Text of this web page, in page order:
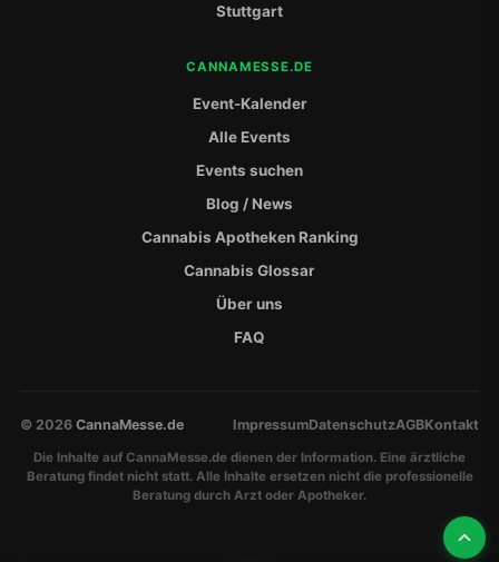
Stuttgart
CANNAMESSE.DE
Event-Kalender
Alle Events
Events suchen
Blog / News
Cannabis Apotheken Ranking
Cannabis Glossar
Über uns
FAQ
© 2026 CannaMesse.de ImpressumDatenschutzAGBKontakt
Die Inhalte auf CannaMesse.de dienen der Information. Eine ärztliche
Beratung findet nicht statt. Alle Inhalte ersetzen nicht die professionelle
Beratung durch Arzt oder Apotheker.